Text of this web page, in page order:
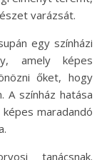
varázsát.
egy színházi
amely képes
őket, hogy
A színház hatása
maradandó
tanácsnak.